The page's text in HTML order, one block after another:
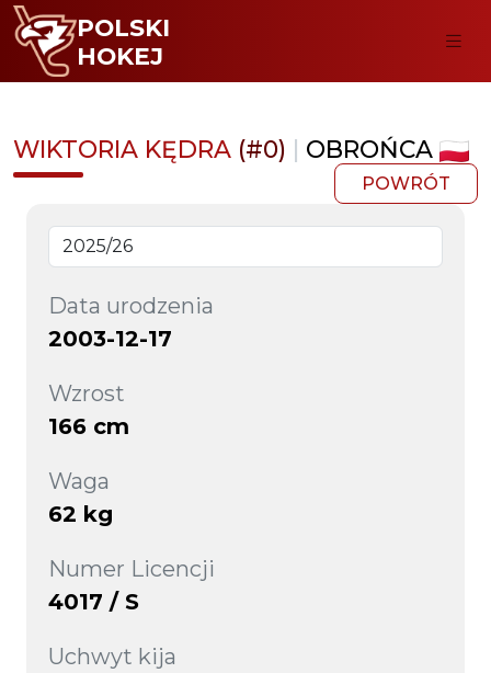
POLSKI
HOKEJ
WIKTORIA KĘDRA (#0) | OBROŃCA
POWRÓT
Data urodzenia
2003-12-17
Wzrost
166 cm
Waga
62 kg
Numer Licencji
4017 / S
Uchwyt kija